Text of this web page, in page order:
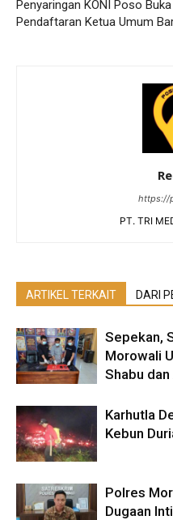
Penyaringan KONI Poso Buka
Pendaftaran Ketua Umum
https://
PT. TRI
ARTIKEL TERKAIT DARI
Sepekan,
Morowali
Shabu
Karhutla
Kebun
Polres
Dugaan